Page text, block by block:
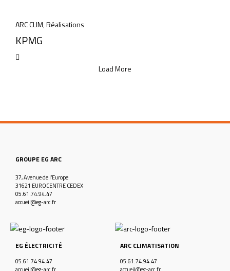
ARC CLIM,Réalisations
KPMG
Load More
GROUPE EG ARC
37, Avenue de l’Europe
31621 EUROCENTRE CEDEX
05.61.74.94.47
accueil@eg-arc.fr
EG ÉLECTRICITÉ
05.61.74.94.47
ARC CLIMATISATION
05.61.74.94.47